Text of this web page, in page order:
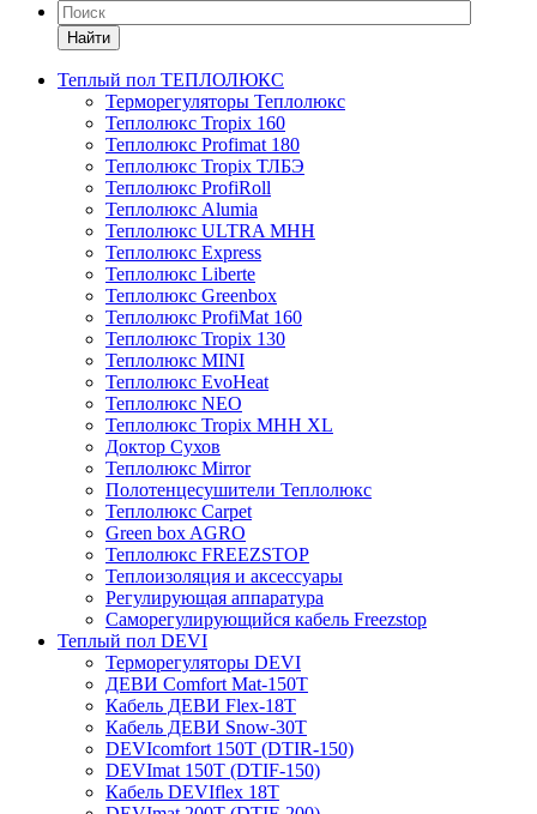
Найти
Теплый пол ТЕПЛОЛЮКС
Терморегуляторы Теплолюкс
Теплолюкс Tropix 160
Теплолюкс Profimat 180
Теплолюкс Tropix ТЛБЭ
Теплолюкс ProfiRoll
Теплолюкс Alumia
Теплолюкс ULTRA МНН
Теплолюкс Express
Теплолюкс Liberte
Теплолюкс Greenbox
Теплолюкс ProfiMat 160
Теплолюкс Tropix 130
Теплолюкс MINI
Теплолюкс EvoHeat
Теплолюкс NEO
Теплолюкс Tropix МНН XL
Доктор Сухов
Теплолюкс Mirror
Полотенцесушители Теплолюкс
Теплолюкс Carpet
Green box AGRO
Теплолюкс FREEZSTOP
Теплоизоляция и аксессуары
Регулирующая аппаратура
Cаморегулирующийся кабель Freezstop
Теплый пол DEVI
Терморегуляторы DEVI
ДЕВИ Comfort Mat-150T
Кабель ДЕВИ Flex-18T
Кабель ДЕВИ Snow-30T
DEVIcomfort 150T (DTIR-150)
DEVImat 150T (DTIF-150)
Кабель DEVIflex 18T